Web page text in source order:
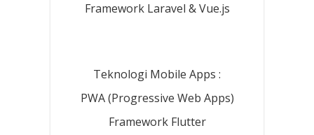
Framework Laravel & Vue.js
Teknologi Mobile Apps :
PWA (Progressive Web Apps)
Framework Flutter